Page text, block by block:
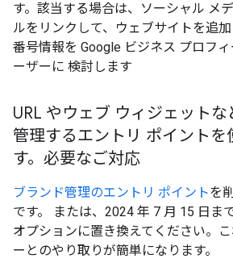
す。該当する場合は、ソーシャル メ
ルをリンクして、ウェブサイトを追
番号情報を Google ビジネス プロフ
ーザーに 検討します
URL やウェブ ウィジェット
管理するエントリ ポイントを
す。必要なご対応
ブランド管理のエントリ ポイントを
です。 または、2024 年 7 月 15 日ま
オプションに置き換えてください。
ーとのやり取りが簡単になります。